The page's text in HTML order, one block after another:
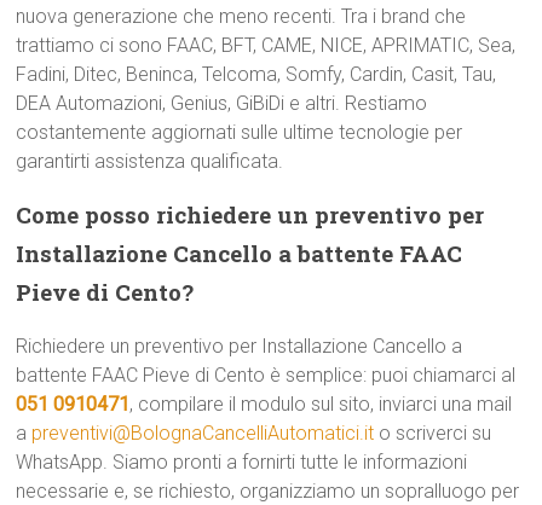
nuova generazione che meno recenti. Tra i brand che
trattiamo ci sono FAAC, BFT, CAME, NICE, APRIMATIC, Sea,
Fadini, Ditec, Beninca, Telcoma, Somfy, Cardin, Casit, Tau,
DEA Automazioni, Genius, GiBiDi e altri. Restiamo
costantemente aggiornati sulle ultime tecnologie per
garantirti assistenza qualificata.
Come posso richiedere un preventivo per
Installazione Cancello a battente FAAC
Pieve di Cento?
Richiedere un preventivo per Installazione Cancello a
battente FAAC Pieve di Cento è semplice: puoi chiamarci al
051 0910471, compilare il modulo sul sito, inviarci una mail
a preventivi@BolognaCancelliAutomatici.it o scriverci su
WhatsApp. Siamo pronti a fornirti tutte le informazioni
necessarie e, se richiesto, organizziamo un sopralluogo per